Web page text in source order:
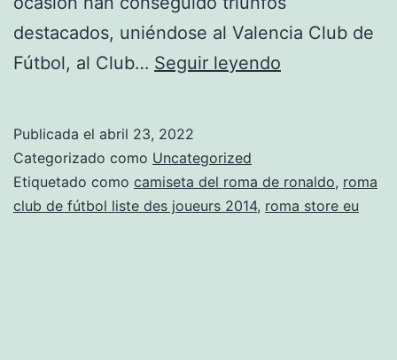
destacados, uniéndose al Valencia Club de
Fútbol, al Club… Seguir leyendo
panama
Publicada el abril 23, 2022
Categorizado como Uncategorized
Etiquetado como camiseta del roma de ronaldo, roma
club de fútbol liste des joueurs 2014, roma store eu